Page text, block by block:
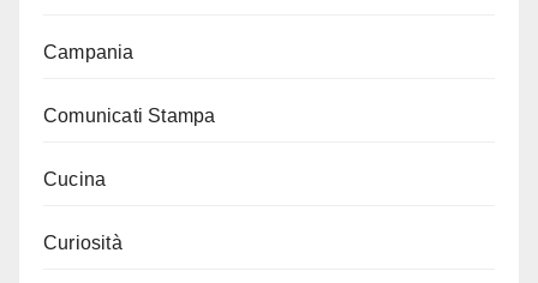
Campania
Comunicati Stampa
Cucina
Curiosità